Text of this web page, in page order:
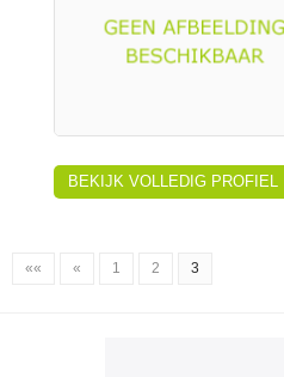
BEKIJK VOLLEDIG PROFIEL
«« « 1 2 3